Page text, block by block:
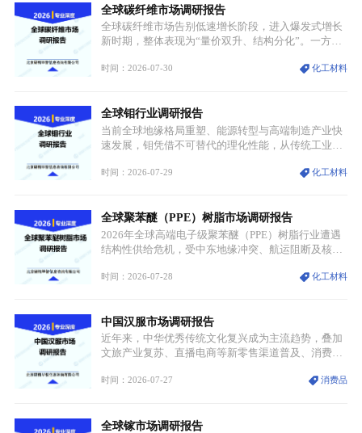
型为新能源核心战略矿产，全球产业形成“印尼掌控
资源与产能、中国主导消费与技术、工艺向低碳湿法
迭代、再生镍加速补位”的全新格局。
全球碳纤维市场调研报告
全球碳纤维市场告别低速增长阶段，进入爆发式增长
新时期，整体表现为“量价双升、结构分化”。一方面
持续扩张；另一方面产品、需求、应用场景呈现明显
体规模扩张，高附加值领域与规模化工业应用形成两
大独立增长体系。
时间：2026-07-30 化工材料
全球钼行业调研报告
当前全球地缘格局重塑、能源转型与高端制造产业快
速发展，钼凭借不可替代的理化性能，从传统工业金
需格局重构、价值体系重估的新阶段。钼是典型难熔
贯穿传统工业、高端制造、军工、新能源等多个核心
产业，成为现代工业体系中不可或缺的基础材料。
时间：2026-07-29 化工材料
全球聚苯醚（PPE）树脂市场调研报告
2026年全球高端电子级聚苯醚（PPE）树脂行业遭遇
结构性供给危机，受中东地缘冲突、航运阻断及核心
停产，行业长期维持寡头垄断的供应链格局彻底瓦
价无市”的供给真空，并沿高频覆铜板、PCB电路板向
AI服务器、5G基站等高端电子终端持续传导，全产业
链生产、成本、交付均承受巨大压力。
时间：2026-07-28 化工材料
中国汉服市场调研报告
近年来，中华优秀传统文化复兴成为主流趋势，叠加
文旅产业复苏、直播电商等新零售渠道普及、消费群
服不再局限于传统节日、古风活动等小众场景，逐步
重要载体。同时，行业标准落地、生产技术升级、原
时间：2026-07-27 消费品
全球镓市场调研报告